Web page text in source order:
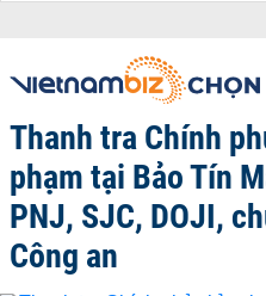
Thanh tra Chính
phạm tại Bảo Tín
PNJ, SJC, DOJI,
Công an